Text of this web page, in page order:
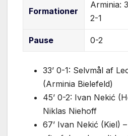
Formationer
Arminia:
2-1
Pause 0-2
33’ 0-1: Selvmål af
(Arminia Bielefeld)
45’ 0-2: Ivan Nekić
Niklas Niehoff
67’ Ivan Nekić (Kiel)